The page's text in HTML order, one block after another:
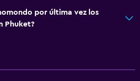
por última vez los
Phuket?